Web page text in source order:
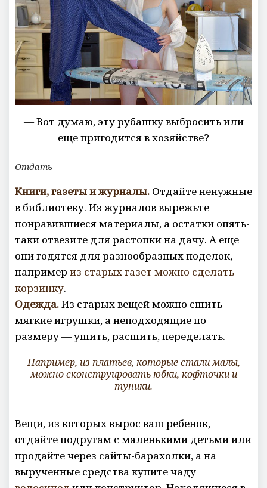
— Вот думаю, эту рубашку выбросить или
еще пригодится в хозяйстве?
Отдать
Книги, газеты и журналы. Отдайте ненужные
в библиотеку. Из журналов вырежьте
понравившиеся материалы, а остатки опять-
таки отвезите для растопки на дачу. А еще
они годятся для разнообразных поделок,
например из старых газет можно сделать
корзинку.
Одежда.Из старых вещей можно сшить
мягкие игрушки, а неподходящие по
размеру — ушить, расшить, переделать.
Например, из платьев, которые стали малы,
можно сконструировать юбки, кофточки и
туники.
Вещи, из которых вырос ваш ребенок,
отдайте подругам с маленькими детьми или
продайте через сайты-барахолки, а на
вырученные средства купите чаду